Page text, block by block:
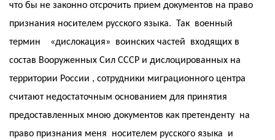
что бы не законно отсрочить прием документов на право
признания носителем русского языка. Так военный
термин «дислокация» воинских частей входящих в
состав Вооруженных Сил СССР и дислоцированных на
территории России , сотрудники миграционного центра
считают недостаточным основанием для принятия
предоставленных мною документов как претенденту на
право признания меня носителем русского языка и